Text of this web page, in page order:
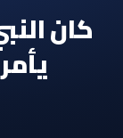
الاعجاز
الاعجاز في
آيات الله في
آيات الله في
كان